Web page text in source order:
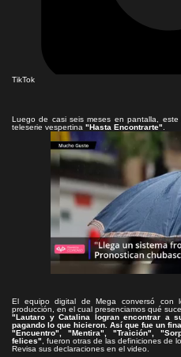
TikTok
Luego de casi seis meses en pantalla, este
teleserie vespertina "Hasta Encontrarte"
El equipo digital de Mega conversó con
producción, en el cual presenciamos qué
"Lautaro y Catalina logran encontrar a
pagando lo que hicieron. Así que fue un
"Encuentro", "Mentira", "Traición",
felices" , fueron otras de las definiciones de
Revisa sus declaraciones en el video.